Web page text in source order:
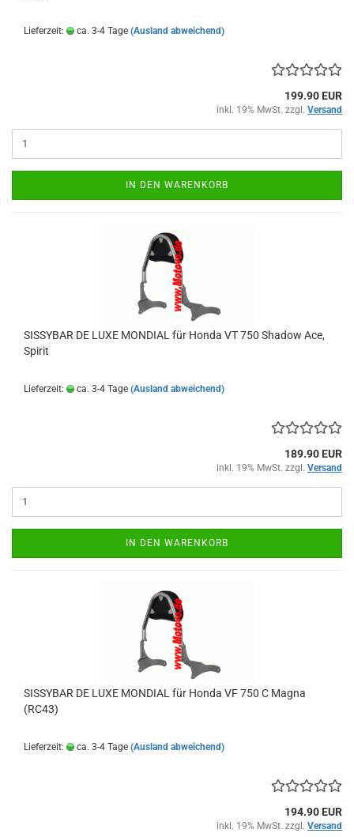
Lieferzeit: ca. 3-4 Tage (Ausland abweichend)
199.90 EUR
inkl. 19% MwSt. zzgl. Versand
IN DEN WARENKORB
SISSYBAR DE LUXE MONDIAL für Honda VT 750 Shadow Ace,
Spirit
Lieferzeit: ca. 3-4 Tage (Ausland abweichend)
189.90 EUR
inkl. 19% MwSt. zzgl. Versand
IN DEN WARENKORB
SISSYBAR DE LUXE MONDIAL für Honda VF 750 C Magna
(RC43)
Lieferzeit: ca. 3-4 Tage (Ausland abweichend)
194.90 EUR
inkl. 19% MwSt. zzgl. Versand